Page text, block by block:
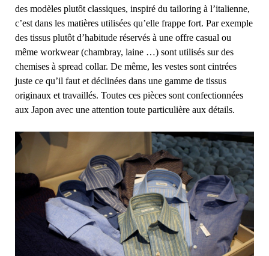
des modèles plutôt classiques, inspiré du tailoring à l’italienne,
c’est dans les matières utilisées qu’elle frappe fort. Par exemple
des tissus plutôt d’habitude réservés à une offre casual ou
même workwear (chambray, laine …) sont utilisés sur des
chemises à spread collar. De même, les vestes sont cintrées
juste ce qu’il faut et déclinées dans une gamme de tissus
originaux et travaillés. Toutes ces pièces sont confectionnées
aux Japon avec une attention toute particulière aux détails.